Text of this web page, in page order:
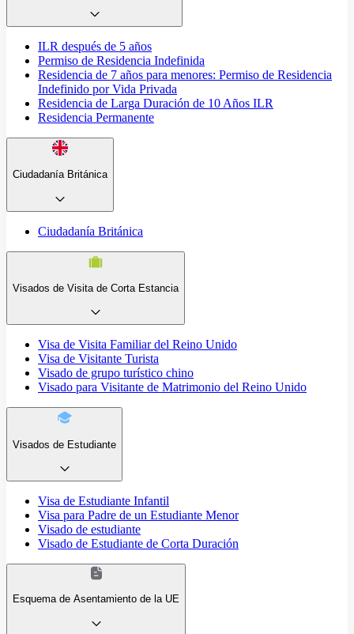
ILR después de 5 años
Permiso de Residencia Indefinida
Residencia de 7 años para menores: Permiso de Residencia
Indefinido por Vida Privada
Residencia de Larga Duración de 10 Años ILR
Residencia Permanente
Ciudadanía Británica
Ciudadanía Británica
Visados de Visita de Corta Estancia
Visa de Visita Familiar del Reino Unido
Visa de Visitante Turista
Visado de grupo turístico chino
Visado para Visitante de Matrimonio del Reino Unido
Visados de Estudiante
Visa de Estudiante Infantil
Visa para Padre de un Estudiante Menor
Visado de estudiante
Visado de Estudiante de Corta Duración
Esquema de Asentamiento de la UE